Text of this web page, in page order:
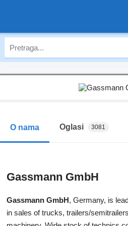
O nama Oglasi 3081
Gassmann GmbH
Gassmann GmbH, Germany, is
in sales of trucks, trailers/